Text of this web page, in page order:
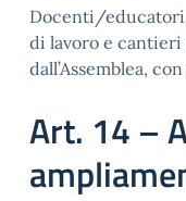
Docenti/educatori
di lavoro e cantieri
dall’Assemblea, con
Art. 14 –